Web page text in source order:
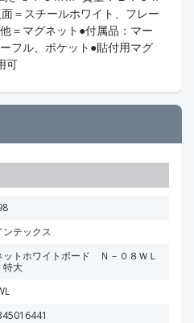
＝スチールホワイト、フレー
＝マグネット●付属品：マー
フル、ポケット●貼付用マグ
可
ンテックス
ットホワイトボード Ｎ－０８ＷＬ
大